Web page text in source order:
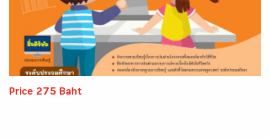
Price 275 Baht